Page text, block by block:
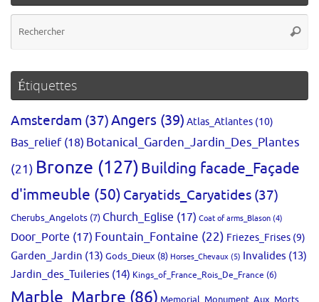
Étiquettes
Amsterdam (37)Angers (39) Atlas_Atlantes (10)
Bas_relief(18) Botanical_Garden_Jardin_Des_Plantes
(21) Bronze (127)Building facade_Façade
d'immeuble (50) Caryatids_Caryatides (37)
Cherubs_Angelots (7) Church_Eglise (17) Coat of arms_Blason (4)
Door_Porte (17) Fountain_Fontaine (22) Friezes_Frises (9)
Garden_Jardin (13) Gods_Dieux (8) Horses_Chevaux (5) Invalides (13)
Jardin_des_Tuileries (14) Kings_of_France_Rois_De_France (6)
Marble_Marbre (86) Memorial_Monument_Aux_Morts